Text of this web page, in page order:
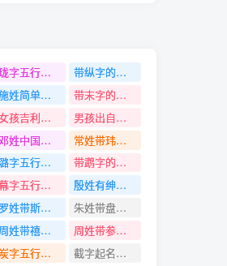
珑字五行是什么
带纵字的名字
施姓简单顺口有气质的名字
带末字的名字
女孩吉利又大气的名字
男孩出自古诗的名字
邓姓中国最尊贵的名字
常姓带玮字名字
潞字五行是什么
带鹉字的名字
幕字五行是什么
殷姓有绅士风度的名字
罗姓带斯字名字
朱姓带盘字名字
周姓带禧字名字
周姓带参字名字
炭字五行是什么
截字起名寓意